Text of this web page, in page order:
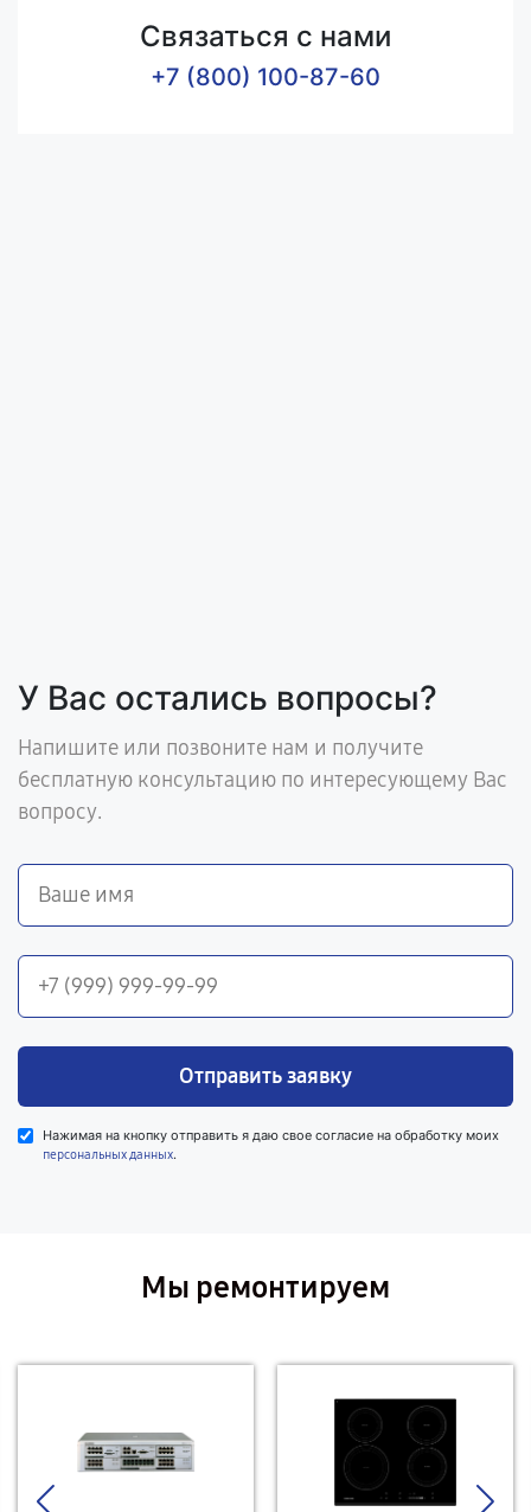
Связаться с нами
+7 (800) 100-87-60
У Вас остались вопросы?
Напишите или позвоните нам и получите
бесплатную консультацию по интересующему Вас
вопросу.
Отправить заявку
Нажимая на кнопку отправить я даю свое согласие на обработку моих
персональных данных.
Мы ремонтируем